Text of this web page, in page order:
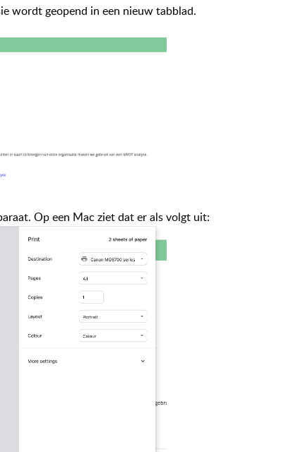
wordt geopend in een nieuw tabblad.
Op een Mac ziet dat er als volgt uit: